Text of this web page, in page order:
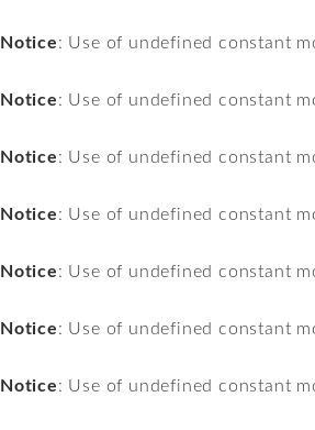
Notice: Use of undefined constant
Notice: Use of undefined constant
Notice: Use of undefined constant
Notice: Use of undefined constant
Notice: Use of undefined constant
Notice: Use of undefined constant
Notice: Use of undefined constant